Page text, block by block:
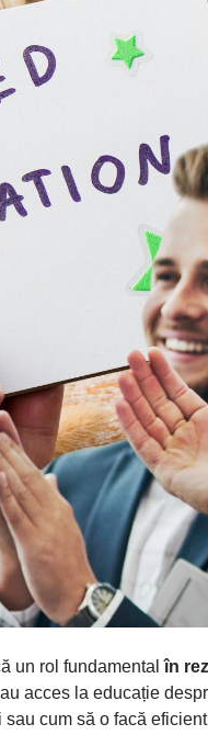
un rol fundamental în
acces la educație
cum să o facă